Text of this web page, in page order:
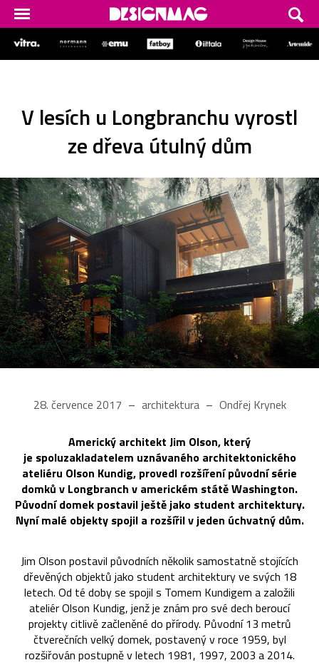
V lesích u Longbranchu vyrostl
ze dřeva útulný dům
28. července 2017 architektura Ondřej Krynek
Americký architekt Jim Olson, který
je spoluzakladatelem uznávaného architektonického
ateliéru Olson Kundig, provedl rozšíření původní série
domků v Longbranch v americkém státě Washington.
Původní domek postavil ještě jako student architektury.
Nyní malé objekty spojil a rozšířil v jeden úchvatný dům.
Jim Olson postavil původních několik samostatně stojících
dřevěných objektů jako student architektury ve svých 18
letech. Od té doby se spojil s Tomem Kundigem a založili
ateliér Olson Kundig, jenž je znám pro své dech beroucí
projekty citlivě začleněné do přírody. Původní 13 metrů
čtverečních velký domek, postavený v roce 1959, byl
rozšiřován postupně v letech 1981, 1997, 2003 a 2014.